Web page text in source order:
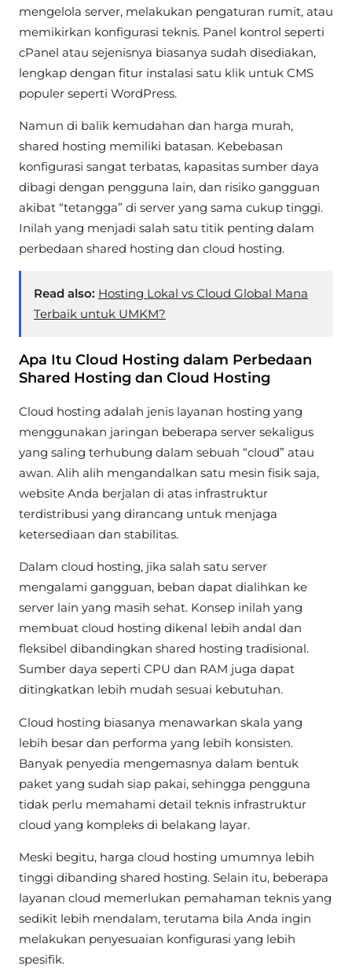
mengelola server, melakukan pengaturan rumit, atau
memikirkan konfigurasi teknis. Panel kontrol seperti
cPanel atau sejenisnya biasanya sudah disediakan,
lengkap dengan fitur instalasi satu klik untuk CMS
populer seperti WordPress.
Namun di balik kemudahan dan harga murah,
shared hosting memiliki batasan. Kebebasan
konfigurasi sangat terbatas, kapasitas sumber daya
dibagi dengan pengguna lain, dan risiko gangguan
akibat “tetangga” di server yang sama cukup tinggi.
Inilah yang menjadi salah satu titik penting dalam
perbedaan shared hosting dan cloud hosting.
Read also: Hosting Lokal vs Cloud Global Mana
Terbaik untuk UMKM?
Apa Itu Cloud Hosting dalam Perbedaan
Shared Hosting dan Cloud Hosting
Cloud hosting adalah jenis layanan hosting yang
menggunakan jaringan beberapa server sekaligus
yang saling terhubung dalam sebuah “cloud” atau
awan. Alih alih mengandalkan satu mesin fisik saja,
website Anda berjalan di atas infrastruktur
terdistribusi yang dirancang untuk menjaga
ketersediaan dan stabilitas.
Dalam cloud hosting, jika salah satu server
mengalami gangguan, beban dapat dialihkan ke
server lain yang masih sehat. Konsep inilah yang
membuat cloud hosting dikenal lebih andal dan
fleksibel dibandingkan shared hosting tradisional.
Sumber daya seperti CPU dan RAM juga dapat
ditingkatkan lebih mudah sesuai kebutuhan.
Cloud hosting biasanya menawarkan skala yang
lebih besar dan performa yang lebih konsisten.
Banyak penyedia mengemasnya dalam bentuk
paket yang sudah siap pakai, sehingga pengguna
tidak perlu memahami detail teknis infrastruktur
cloud yang kompleks di belakang layar.
Meski begitu, harga cloud hosting umumnya lebih
tinggi dibanding shared hosting. Selain itu, beberapa
layanan cloud memerlukan pemahaman teknis yang
sedikit lebih mendalam, terutama bila Anda ingin
melakukan penyesuaian konfigurasi yang lebih
spesifik.